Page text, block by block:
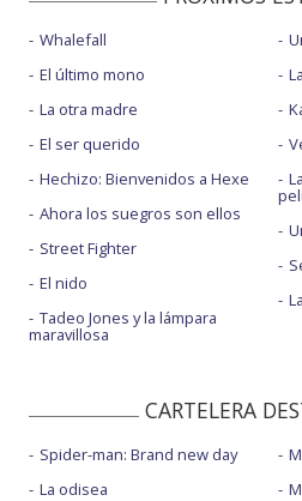
Whalefall
El último mono
La otra madre
El ser querido
Hechizo: Bienvenidos a Hexe
Ahora los suegros son ellos
Street Fighter
El nido
Tadeo Jones y la lámpara
maravillosa
CARTELERA
Spider-man: Brand new day
La odisea